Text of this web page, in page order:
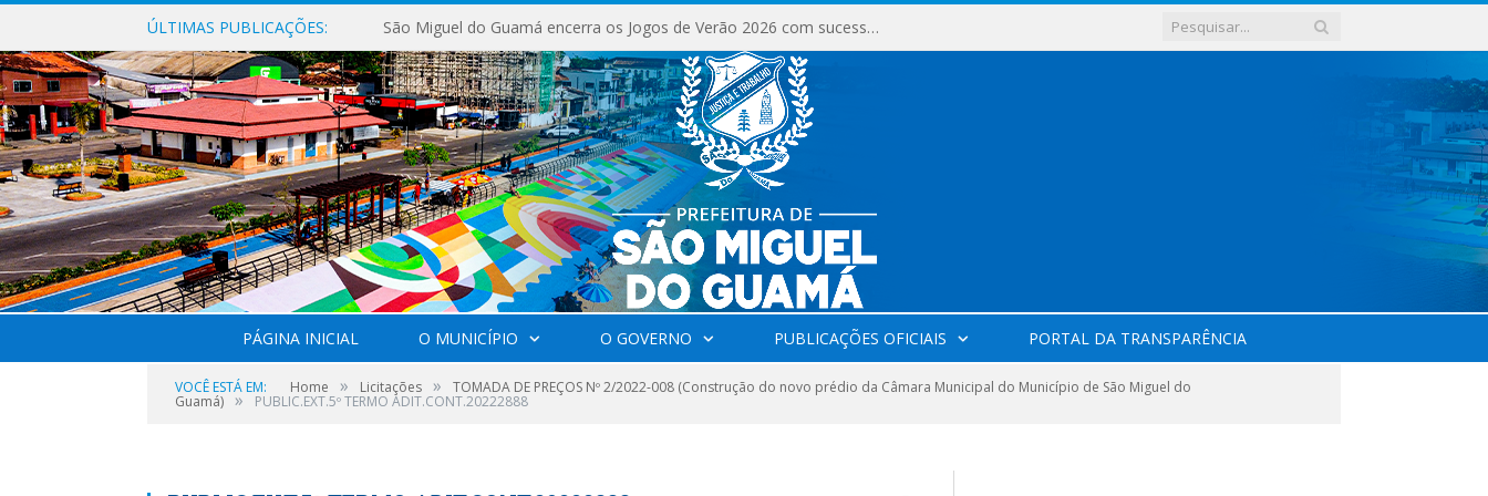
ÚLTIMAS PUBLICAÇÕES: São Miguel do Guamá encerra os Jogos de Verão 2026 com sucesso de público e competições.
PÁGINA INICIAL O MUNICÍPIO O GOVERNO PUBLICAÇÕES OFICIAIS PORTAL DA TRANSPARÊNCIA
VOCÊ ESTÁ EM: Home » Licitações » TOMADA DE PREÇOS Nº 2/2022-008 (Construção do novo prédio da Câmara Municipal do Município de São Miguel do
Guamá) » PUBLIC.EXT.5º TERMO ADIT.CONT.20222888